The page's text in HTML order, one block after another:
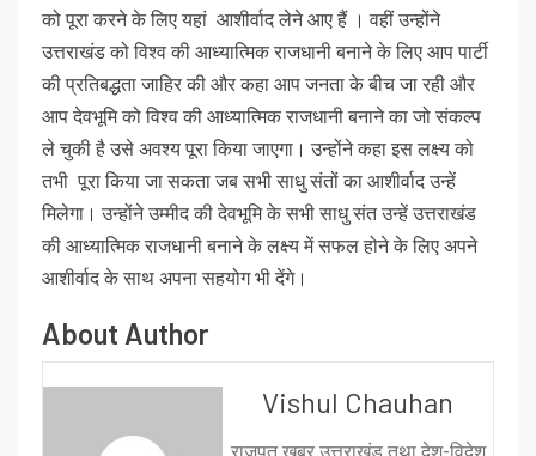
को पूरा करने के लिए यहां आशीर्वाद लेने आए हैं । वहीं उन्होंने
उत्तराखंड को विश्व की आध्यात्मिक राजधानी बनाने के लिए आप पार्टी
की प्रतिबद्धता जाहिर की और कहा आप जनता के बीच जा रही और
आप देवभूमि को विश्व की आध्यात्मिक राजधानी बनाने का जो संकल्प
ले चुकी है उसे अवश्य पूरा किया जाएगा। उन्होंने कहा इस लक्ष्य को
तभी पूरा किया जा सकता जब सभी साधु संतों का आशीर्वाद उन्हें
मिलेगा। उन्होंने उम्मीद की देवभूमि के सभी साधु संत उन्हें उत्तराखंड
की आध्यात्मिक राजधानी बनाने के लक्ष्य में सफल होने के लिए अपने
आशीर्वाद के साथ अपना सहयोग भी देंगे।
About Author
Vishul Chauhan